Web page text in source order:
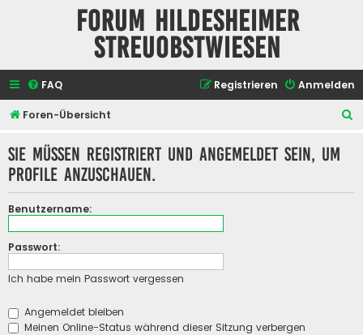
Forum Hildesheimer
Streuobstwiesen
FAQ Anmelden
Registrieren
Foren-Übersicht
Sie müssen registriert und angemeldet sein, um
Profile anzuschauen.
Benutzername:
Passwort:
Ich habe mein Passwort vergessen
Angemeldet bleiben
Meinen Online-Status während dieser Sitzung verbergen